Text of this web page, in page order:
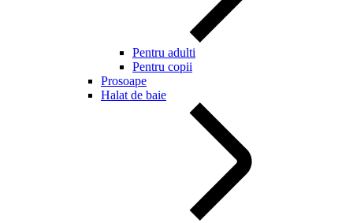
Pentru adulti
Pentru copii
Prosoape
Halat de baie